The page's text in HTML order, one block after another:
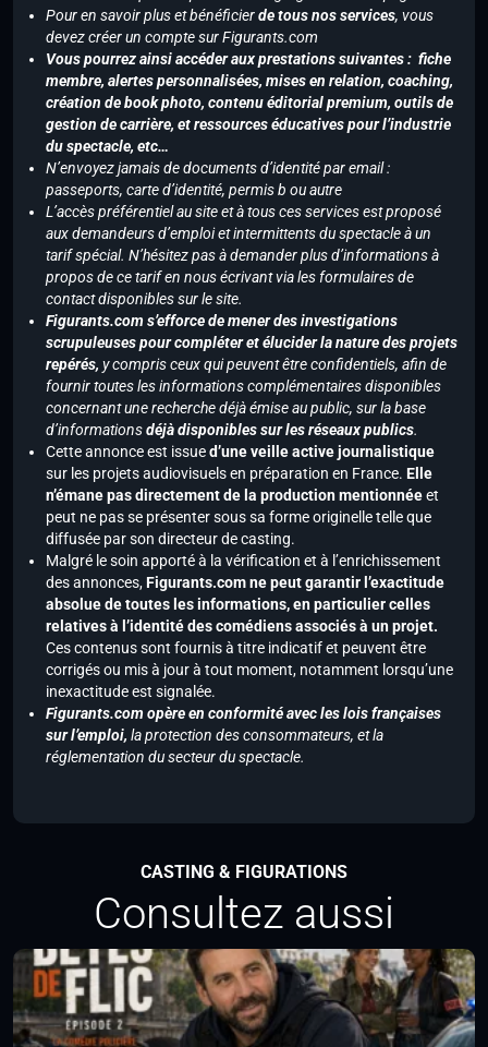
Pour en savoir plus et bénéficierde tous nos services, vous
devez créer un compte sur Figurants.com
Vous pourrez ainsi accéder aux prestations suivantes : fiche
membre, alertes personnalisées, mises en relation, coaching,
création de book photo, contenu éditorial premium, outils de
gestion de carrière, et ressources éducatives pour l’industrie
du spectacle, etc…
N’envoyez jamais de documents d’identité par email :
passeports, carte d’identité, permis b ou autre
L’accès préférentiel au site et à tous ces services est proposé
aux demandeurs d’emploi et intermittents du spectacle à un
tarif spécial. N’hésitez pas à demander plus d’informations à
propos de ce tarif en nous écrivant via les formulaires de
contact disponibles sur le site.
Figurants.com s’efforce de mener des investigations
scrupuleuses pour compléter et élucider la nature des projets
repérés, y compris ceux qui peuvent être confidentiels, afin de
fournir toutes les informations complémentaires disponibles
concernant une recherche déjà émise au public, sur la base
d’informationsdéjà disponibles sur les réseaux publics.
Cette annonce est issued’une veille active journalistique
sur les projets audiovisuels en préparation en France. Elle
n’émane pas directement de la production mentionnéeet
peut ne pas se présenter sous sa forme originelle telle que
diffusée par son directeur de casting.
Malgré le soin apporté à la vérification et à l’enrichissement
des annonces,Figurants.com ne peut garantir l’exactitude
absolue de toutes les informations, en particulier celles
relatives à l’identité des comédiens associés à un projet.
Ces contenus sont fournis à titre indicatif et peuvent être
corrigés ou mis à jour à tout moment, notamment lorsqu’une
inexactitude est signalée.
Figurants.com opère en conformité avec les lois françaises
sur l’emploi, la protection des consommateurs, et la
réglementation du secteur du spectacle.
CASTING & FIGURATIONS
Consultez aussi